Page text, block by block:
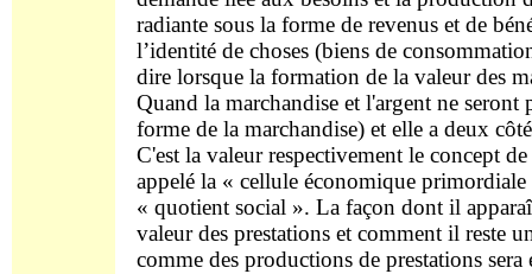
radiante sous la forme de revenus et de
l’identité de choses (biens de
dire lorsque la formation de la valeur des
Quand la marchandise et l'argent ne seront
forme de la marchandise) et elle a deux
C'est la valeur respectivement le concept
appelé la « cellule économique
« quotient social ». La façon dont il
valeur des prestations et comment il reste
comme des productions de prestations